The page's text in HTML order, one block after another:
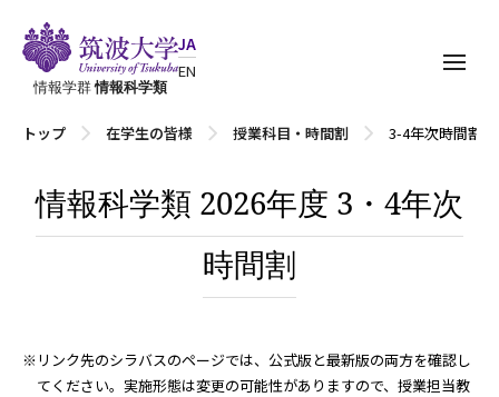
情報学群情報科学類
JA
EN
トップ 在学生の皆様 授業科目・時間割 3-4年次時間割
情報科学類 2026年度 3・4年次
時間割
※リンク先のシラバスのページでは、公式版と最新版の両方を確認し
てください。実施形態は変更の可能性がありますので、授業担当教